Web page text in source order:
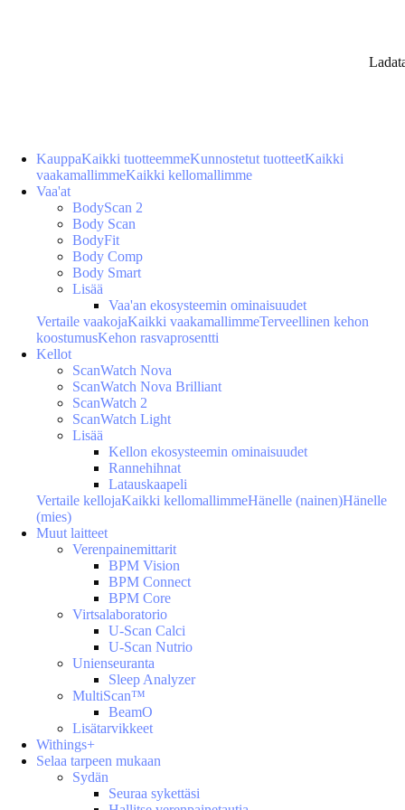
KauppaKaikki tuotteemmeKunnostetut tuotteetKaikki
vaakamallimmeKaikki kellomallimme
Vaa'at
BodyScan 2
Body Scan
BodyFit
Body Comp
Body Smart
Lisää
Vaa'an ekosysteemin ominaisuudet
Vertaile vaakojaKaikki vaakamallimmeTerveellinen kehon
koostumusKehon rasvaprosentti
Kellot
ScanWatch Nova
ScanWatch Nova Brilliant
ScanWatch 2
ScanWatch Light
Lisää
Kellon ekosysteemin ominaisuudet
Rannehihnat
Latauskaapeli
Vertaile kellojaKaikki kellomallimmeHänelle (nainen)Hänelle
(mies)
Muut laitteet
Verenpainemittarit
BPM Vision
BPM Connect
BPM Core
Virtsalaboratorio
U-Scan Calci
U-Scan Nutrio
Unienseuranta
Sleep Analyzer
MultiScan™
BeamO
Lisätarvikkeet
Withings+
Selaa tarpeen mukaan
Sydän
Seuraa sykettäsi